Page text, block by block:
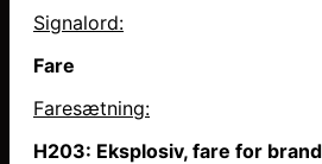
Signalord:
Fare
Faresætning:
H203: Eksplosiv, fare for